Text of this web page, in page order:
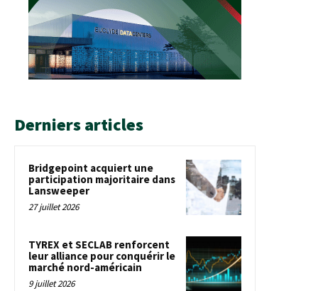
Derniers articles
Bridgepoint acquiert une
participation majoritaire dans
Lansweeper
27 juillet 2026
TYREX et SECLAB renforcent
leur alliance pour conquérir le
marché nord-américain
9 juillet 2026